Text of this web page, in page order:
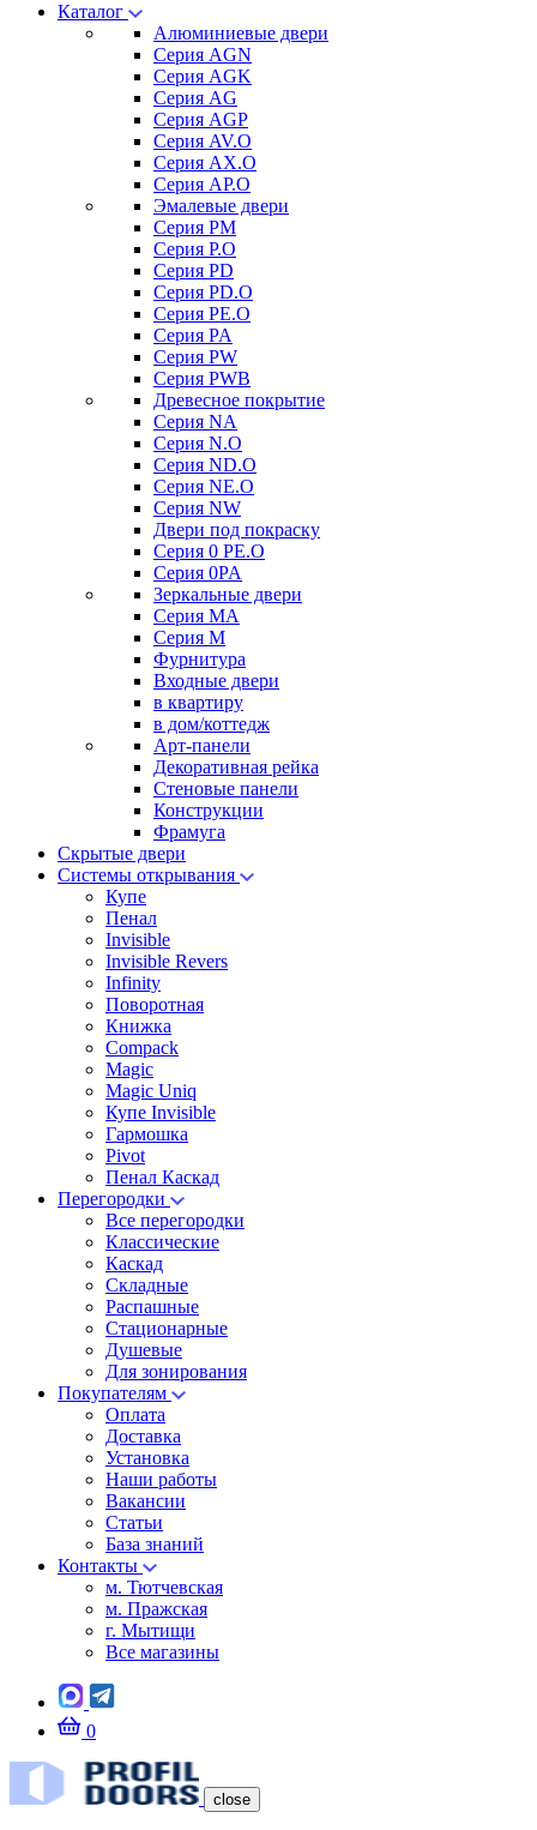
Каталог
Алюминиевые двери
Серия AGN
Серия AGK
Серия AG
Серия AGP
Серия AV.O
Серия AX.O
Серия AP.O
Эмалевые двери
Серия PM
Серия P.O
Серия PD
Серия PD.O
Серия PE.O
Серия PA
Серия PW
Серия PWB
Древесное покрытие
Серия NA
Серия N.O
Серия ND.O
Серия NE.O
Серия NW
Двери под покраску
Серия 0 PE.O
Серия 0PA
Зеркальные двери
Серия MA
Серия M
Фурнитура
Входные двери
в квартиру
в дом/коттедж
Арт-панели
Декоративная рейка
Стеновые панели
Конструкции
Фрамуга
Скрытые двери
Системы открывания
Купе
Пенал
Invisible
Invisible Revers
Infinity
Поворотная
Книжка
Compack
Magic
Magic Uniq
Купе Invisible
Гармошка
Pivot
Пенал Каскад
Перегородки
Все перегородки
Классические
Каскад
Складные
Распашные
Стационарные
Душевые
Для зонирования
Покупателям
Оплата
Доставка
Установка
Наши работы
Вакансии
Статьи
База знаний
Контакты
м. Тютчевская
м. Пражская
г. Мытищи
Все магазины
0
close